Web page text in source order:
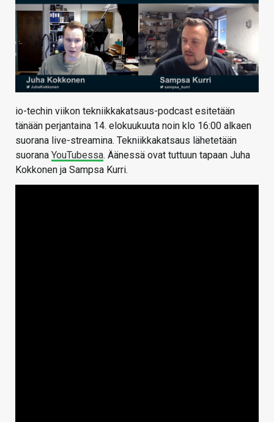
HAKU
io-techin viikon tekniikkakatsaus-podcast esitetään
tänään perjantaina 14. elokuukuuta noin klo 16:00 alkaen
suorana live-streamina. Tekniikkakatsaus lähetetään
suorana YouTubessa. Äänessä ovat tuttuun tapaan Juha
Kokkonen ja Sampsa Kurri.